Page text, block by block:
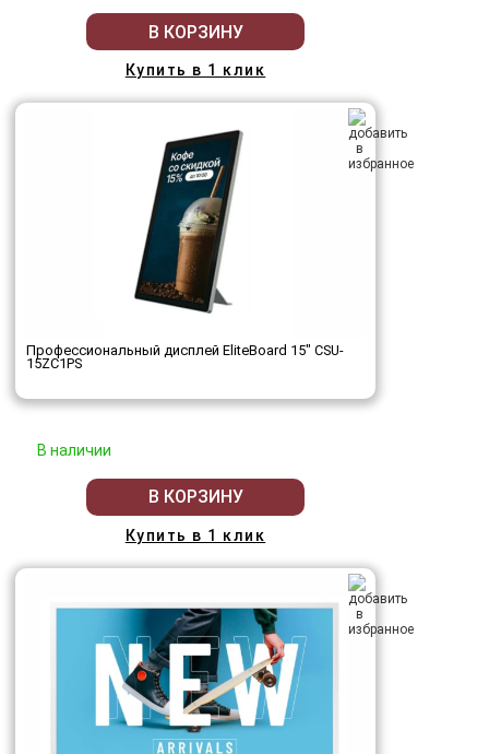
В КОРЗИНУ
Купить в 1 клик
Профессиональный дисплей EliteBoard 15" CSU-
15ZC1PS
В наличии
В КОРЗИНУ
Купить в 1 клик